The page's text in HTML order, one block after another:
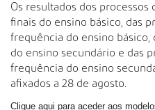
Os resultados dos processos
finais do ensino básico, das
frequência do ensino básico,
do ensino secundário e das
frequência do ensino
afixados a 28 de agosto.
Clique aqui para aceder aos